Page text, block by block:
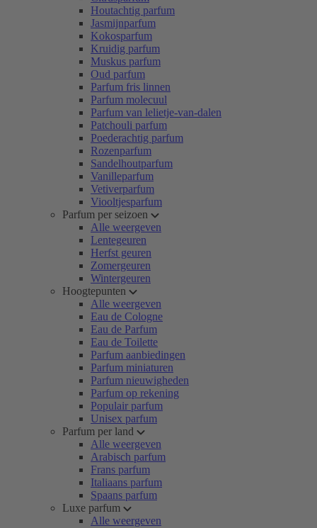
Houtachtig parfum
Jasmijnparfum
Kokosparfum
Kruidig parfum
Muskus parfum
Oud parfum
Parfum fris linnen
Parfum molecuul
Parfum van lelietje-van-dalen
Patchouli parfum
Poederachtig parfum
Rozenparfum
Sandelhoutparfum
Vanilleparfum
Vetiverparfum
Viooltjesparfum
Parfum per seizoen
Alle weergeven
Lentegeuren
Herfst geuren
Zomergeuren
Wintergeuren
Hoogtepunten
Alle weergeven
Eau de Cologne
Eau de Parfum
Eau de Toilette
Parfum aanbiedingen
Parfum miniaturen
Parfum nieuwigheden
Parfum op rekening
Populair parfum
Unisex parfum
Parfum per land
Alle weergeven
Arabisch parfum
Frans parfum
Italiaans parfum
Spaans parfum
Luxe parfum
Alle weergeven